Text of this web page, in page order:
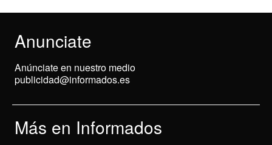
Anunciate
Anúnciate en nuestro medio
publicidad@informados.es
Más en Informados